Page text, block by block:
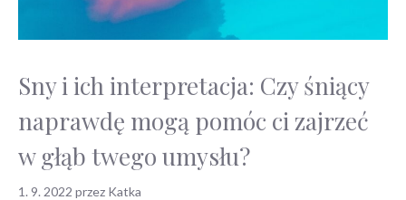
Sny i ich interpretacja: Czy śniący
naprawdę mogą pomóc ci zajrzeć
w głąb twego umysłu?
1. 9. 2022 przez Katka